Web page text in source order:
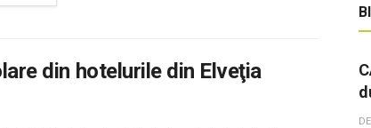
din hotelurile din Elveţia
DE